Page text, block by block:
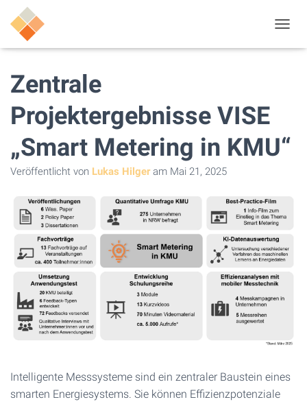
A
O
H
T
Zentrale
Projektergebnisse VISE
„Smart Metering in KMU“
Veröffentlicht von Lukas Hilgeram Mai 21, 2025
Intelligente Messsysteme sind ein zentraler Baustein eines
smarten Energiesystems. Sie können Effizienzpotenziale